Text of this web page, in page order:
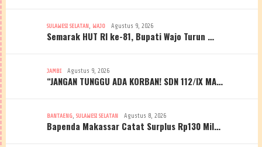
SULAWESI SELATAN, WAJO Agustus 9, 2026
Semarak HUT RI ke-81, Bupati Wajo Turun …
JAMBI Agustus 9, 2026
“JANGAN TUNGGU ADA KORBAN! SDN 112/IX MA…
BANTAENG, SULAWESI SELATAN Agustus 8, 2026
Bapenda Makassar Catat Surplus Rp130 Mil…